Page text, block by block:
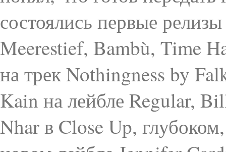
состоялись первые
Meerestief, Bambù, Time
на трек Nothingness by
Kain на лейбле Regular,
Nhar в Close Up,